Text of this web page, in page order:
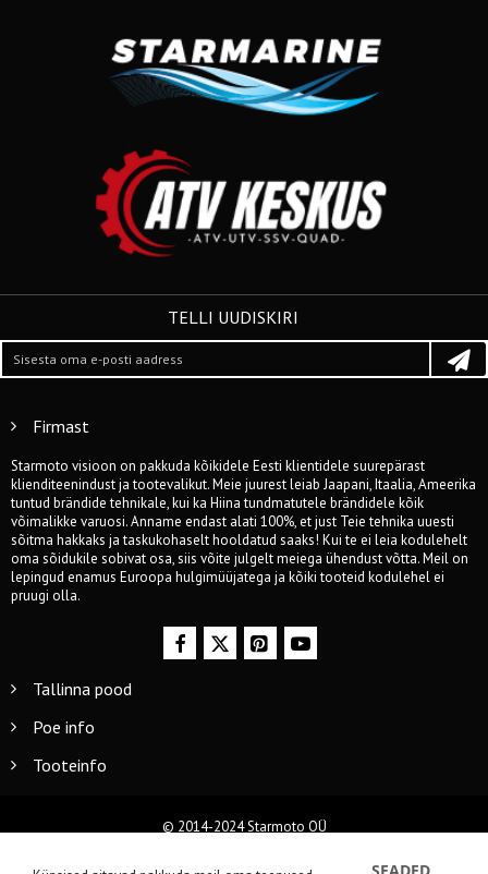
TELLI UUDISKIRI
Firmast
Starmoto visioon on pakkuda kõikidele Eesti klientidele suurepärast
klienditeenindust ja tootevalikut. Meie juurest leiab Jaapani, Itaalia, Ameerika
tuntud brändide tehnikale, kui ka Hiina tundmatutele brändidele kõik
võimalikke varuosi. Anname endast alati 100%, et just Teie tehnika uuesti
sõitma hakkaks ja taskukohaselt hooldatud saaks! Kui te ei leia kodulehelt
oma sõidukile sobivat osa, siis võite julgelt meiega ühendust võtta. Meil on
lepingud enamus Euroopa hulgimüüjatega ja kõiki tooteid kodulehel ei
pruugi olla.
Tallinna pood
Poe info
Tooteinfo
© 2014-2024 Starmoto OÜ